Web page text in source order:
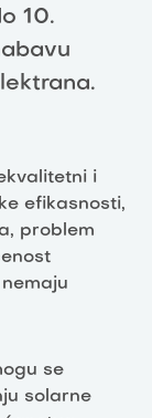
10.
i
efikasnosti,
problem
se
solarne